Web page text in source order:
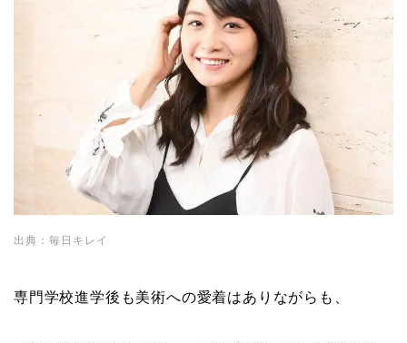
出典：毎日キレイ
専門学校進学後も美術への愛着はありながらも、